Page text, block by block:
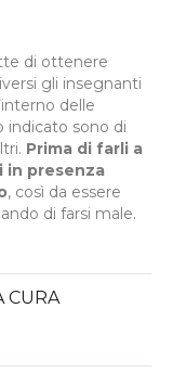
di ottenere
gli insegnanti
delle
indicato sono di
Prima di farli a
in presenza
, così da essere
di farsi male.
CURA